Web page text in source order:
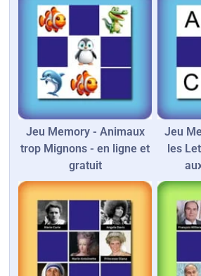
Jeu Memory - Animaux
trop Mignons - en ligne et
gratuit
Jeu
les